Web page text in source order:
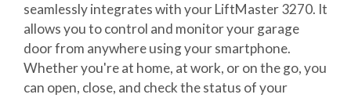
seamlessly integrates with your LiftMaster 3270. It
allows you to control and monitor your garage
door from anywhere using your smartphone.
Whether you're at home, at work, or on the go, you
can open, close, and check the status of your